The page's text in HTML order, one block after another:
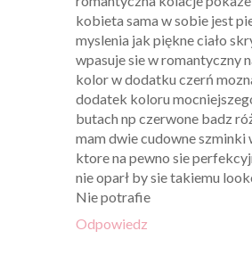
kobieta sama w sobie jest
myslenia jak piękne ciało
wpasuje sie w romantyczny
kolor w dodatku czerń
dodatek koloru
butach np czerwone badz
mam dwie cudowne szminki
ktore na pewno sie
nie oparł by sie takiemu
Nie potrafie
Odpowiedz